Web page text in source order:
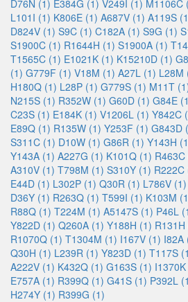
D76N (1) E384G (1) V249I (1) M1106C
L101I (1) K806E (1) A687V (1) A119S
D824V (1) S9C (1) C182A (1) S9G (1)
S1900C (1) R1644H (1) S1900A (1)
T1565C (1) E1021K (1) K15210D (1)
(1) G779F (1) V18M (1) A27L (1) L28M
H180Q (1) L28P (1) G779S (1) M11T
N215S (1) R352W (1) G60D (1) G84E
C23S (1) E184K (1) V1206L (1) Y842C
E89Q (1) R135W (1) Y253F (1) G843D
S311C (1) D10W (1) G86R (1) Y143H
Y143A (1) A227G (1) K101Q (1) R463C
A310V (1) T798M (1) S310Y (1) R222C
E44D (1) L302P (1) Q30R (1) L786V (1)
D36Y (1) R263Q (1) T599I (1) K103M
R88Q (1) T224M (1) A5147S (1) P46L
Y822D (1) Q260A (1) Y188H (1) R131H
R1070Q (1) T1304M (1) I167V (1) I82A
Q30H (1) L239R (1) Y823D (1) T117S
A222V (1) K432Q (1) G163S (1)
E757A (1) R399Q (1) G41S (1) P392L
H274Y (1) R399G (1)